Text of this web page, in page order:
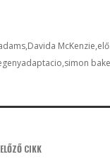
Davida McKenzie
simon
ELŐZŐ CIKK